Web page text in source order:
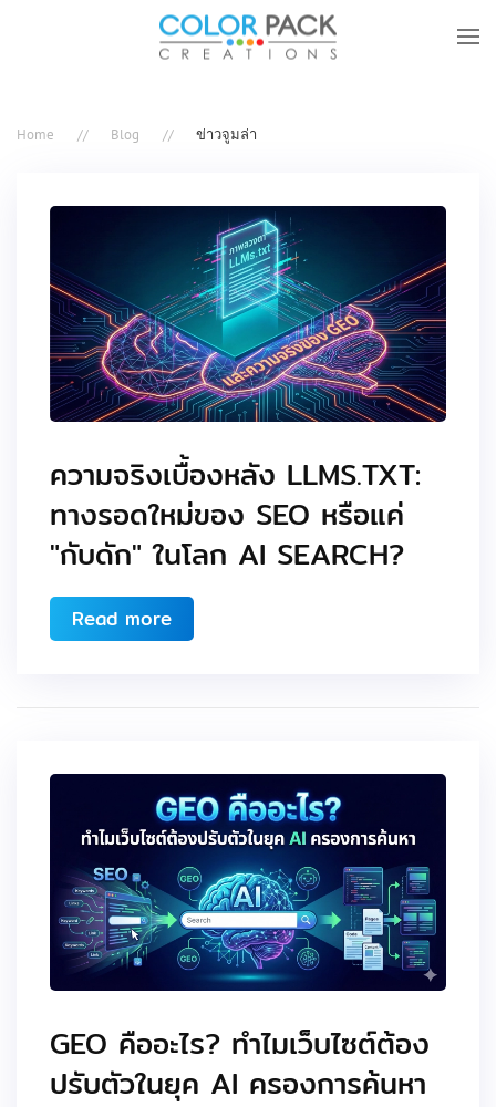
Skip to main content
Home Blog ข่าวจูมล่า
ความจริงเบื้องหลัง LLMS.TXT:
ทางรอดใหม่ของ SEO หรือแค่
"กับดัก" ในโลก AI SEARCH?
Read more
GEO คืออะไร? ทำไมเว็บไซต์ต้อง
ปรับตัวในยุค AI ครองการค้นหา